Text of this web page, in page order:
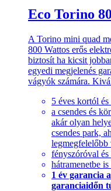
Eco Torino
A Torino mini quad
800 Wattos erős
biztosít ha kicsit
egyedi megjelenés
vágyók számára.
5 éves kortól
a csendes és
akár olyan
csendes park,
legmegfelelőbb
fényszóróval
hátramenetbe
1 év garancia
garanciaidőn